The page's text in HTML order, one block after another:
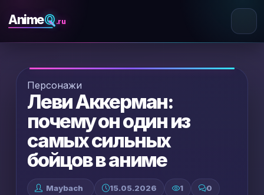
AnimeQ .ru
Персонажи
Леви Аккерман:
почему он один из
самых сильных
бойцов в аниме
Maybach 15.05.2026 1 0